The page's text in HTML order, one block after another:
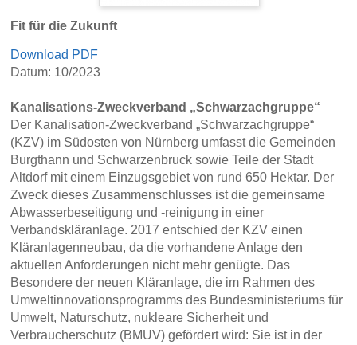
Fit für die Zukunft
Download PDF
Datum: 10/2023
Kanalisations-Zweckverband „Schwarzachgruppe“
Der Kanalisation-Zweckverband „Schwarzachgruppe“
(KZV) im Südosten von Nürnberg umfasst die Gemeinden
Burgthann und Schwarzenbruck sowie Teile der Stadt
Altdorf mit einem Einzugsgebiet von rund 650 Hektar. Der
Zweck dieses Zusammenschlusses ist die gemeinsame
Abwasserbeseitigung und -reinigung in einer
Verbandskläranlage. 2017 entschied der KZV einen
Kläranlagenneubau, da die vorhandene Anlage den
aktuellen Anforderungen nicht mehr genügte. Das
Besondere der neuen Kläranlage, die im Rahmen des
Umweltinnovationsprogramms des Bundesministeriums für
Umwelt, Naturschutz, nukleare Sicherheit und
Verbraucherschutz (BMUV) gefördert wird: Sie ist in der